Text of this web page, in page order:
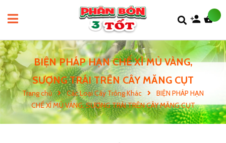
BIỆN PHÁP HẠN CHẾ XÌ MỦ VÀNG,
SƯỢNG TRÁI TRÊN CÂY MĂNG CỤT
Trang chủ Các Loại Cây Trồng Khác
BIỆN PHÁP HẠN
CHẾ XÌ MỦ VÀNG, SƯỢNG TRÁI TRÊN CÂY MĂNG CỤT